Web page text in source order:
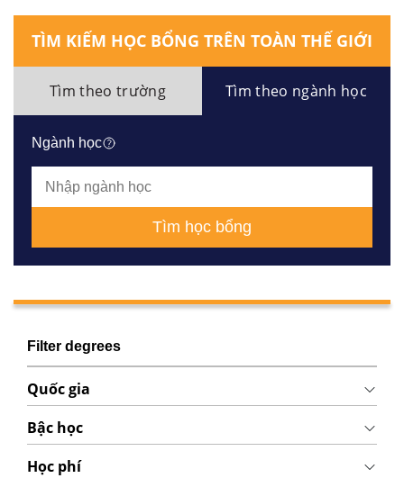
TÌM KIẾM HỌC BỔNG TRÊN TOÀN THẾ GIỚI
Tìm theo trường Tìm theo ngành học
Ngành học
Tìm học bổng
Filter degrees
Quốc gia
Bậc học
Học phí